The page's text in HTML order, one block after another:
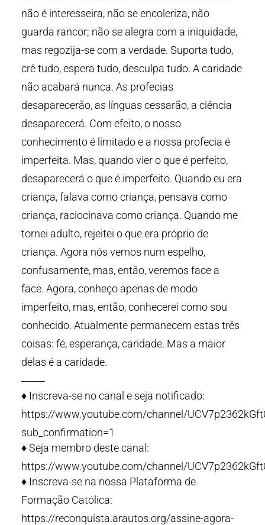
não é interesseira, não se encoleriza, não
guarda rancor; não se alegra com a iniquidade,
mas regozija-se com a verdade. Suporta tudo,
crê tudo, espera tudo, desculpa tudo. A caridade
não acabará nunca. As profecias
desaparecerão, as línguas cessarão, a ciência
desaparecerá. Com efeito, o nosso
conhecimento é limitado e a nossa profecia é
imperfeita. Mas, quando vier o que é perfeito,
desaparecerá o que é imperfeito. Quando eu era
criança, falava como criança, pensava como
criança, raciocinava como criança. Quando me
tornei adulto, rejeitei o que era próprio de
criança. Agora nós vemos num espelho,
confusamente, mas, então, veremos face a
face. Agora, conheço apenas de modo
imperfeito, mas, então, conhecerei como sou
conhecido. Atualmente permanecem estas três
coisas: fé, esperança, caridade. Mas a maior
delas é a caridade.
♦️ Inscreva-se no canal e seja notificado:
https://www.youtube.com/channel/
sub_confirmation=1
♦️ Seja membro deste canal:
https://www.youtube.com/channel/
♦️ Inscreva-se na nossa Plataforma de
Formação Católica:
https://reconquista.arautos.org/assine-agora-